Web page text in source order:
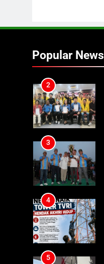
Popular News
2
3
4
5
6